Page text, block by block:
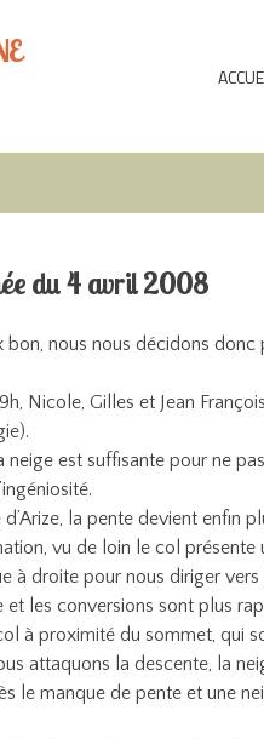
du 4 avril 2008
nous nous décidons
Nicole, Gilles et Jean
est suffisante pour ne
la pente devient enfin
vu de loin le col présente
à droite pour nous diriger
et les conversions sont plus
à proximité du sommet, qui
attaquons la descente, la
le manque de pente et une